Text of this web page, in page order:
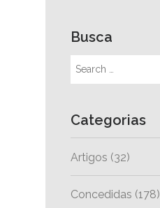
Busca
Categorias
Artigos (32)
Concedidas (178)